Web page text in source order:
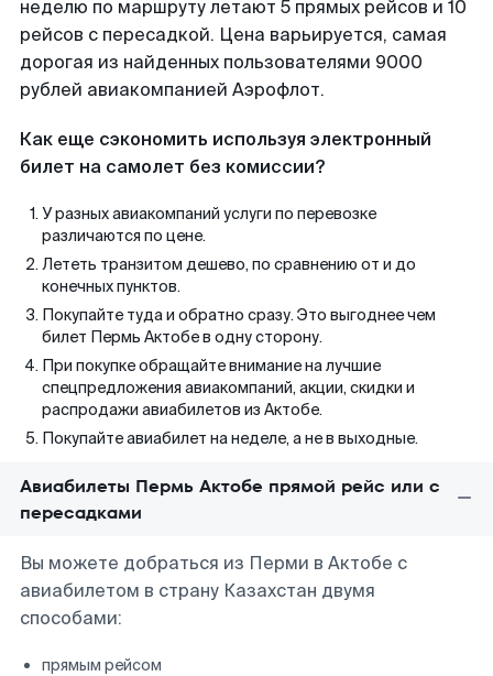
неделю по маршруту летают 5 прямых рейсов и 10
рейсов с пересадкой. Цена варьируется, самая
дорогая из найденных пользователями 9000
рублей авиакомпанией Аэрофлот.
Как еще сэкономить используя электронный
билет на самолет без комиссии?
У разных авиакомпаний услуги по перевозке
различаются по цене.
Лететь транзитом дешево, по сравнению от и до
конечных пунктов.
Покупайте туда и обратно сразу. Это выгоднее чем
билет Пермь Актобе в одну сторону.
При покупке обращайте внимание на лучшие
спецпредложения авиакомпаний, акции, скидки и
распродажи авиабилетов из Актобе.
Покупайте авиабилет на неделе, а не в выходные.
Авиабилеты Пермь Актобе прямой рейс или с
пересадками
Вы можете добраться из Перми в Актобе с
авиабилетом в страну Казахстан двумя
способами:
прямым рейсом